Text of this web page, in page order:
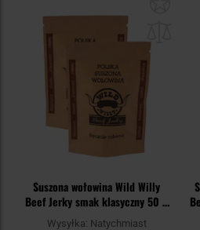
Suszona wołowina Wild Willy
Beef Jerky smak klasyczny 50 g
- 2 szt.
Wysyłka: Natychmiast